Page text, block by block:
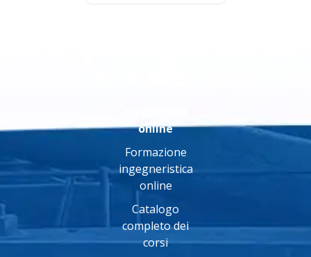
online
Formazione
ingegneristica
online
Catalogo
completo dei
corsi